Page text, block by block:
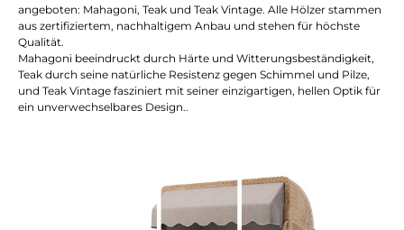
angeboten: Mahagoni, Teak und Teak Vintage. Alle Hölzer stammen
aus zertifiziertem, nachhaltigem Anbau und stehen für höchste
Qualität.
Mahagoni beeindruckt durch Härte und Witterungsbeständigkeit,
Teak durch seine natürliche Resistenz gegen Schimmel und Pilze,
und Teak Vintage fasziniert mit seiner einzigartigen, hellen Optik für
ein unverwechselbares Design..